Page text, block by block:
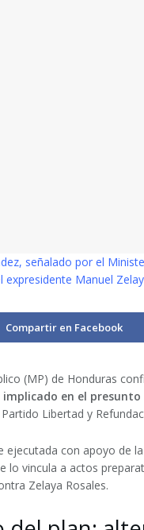
señalado por el
Manuel
Compartir en Facebook
(MP) de Honduras
en el
Libertad y
ejecutada con apoyo de la
lo vincula a actos
Zelaya Rosales.